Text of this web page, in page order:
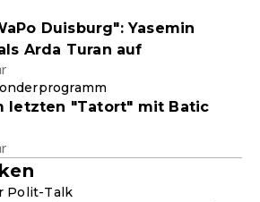
Duisburg": Yasemin
Arda Turan auf
letzten "Tatort" mit Batic
Polit-Talk